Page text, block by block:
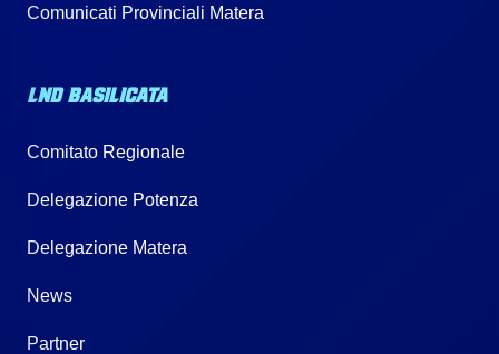
Comunicati Provinciali Matera
LND BASILICATA
Comitato Regionale
Delegazione Potenza
Delegazione Matera
News
Partner